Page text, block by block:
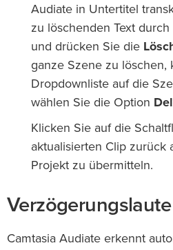
Audiate in Untertitel
zu löschenden Text
und drücken Sie die
ganze Szene zu löschen,
Dropdownliste auf die
wählen Sie die Option
Klicken Sie auf die
aktualisierten Clip zurück
Projekt zu übermitteln.
Camtasia Audiate erkennt